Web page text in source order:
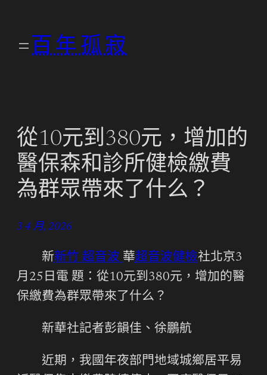
百年孤寂
從10元到380元，增加的
醫保森和診所健檢繳費
為群眾帶來了什么？
3 4 月, 2026
新新竹 超音波 華超音波健檢社北京3
月25日電 題：從10元到380元，增加的醫
保繳費為群眾帶來了什么？
新華社記者彭韻佳、徐鵬航
近期，我國年夜部門地域城鄉居平易